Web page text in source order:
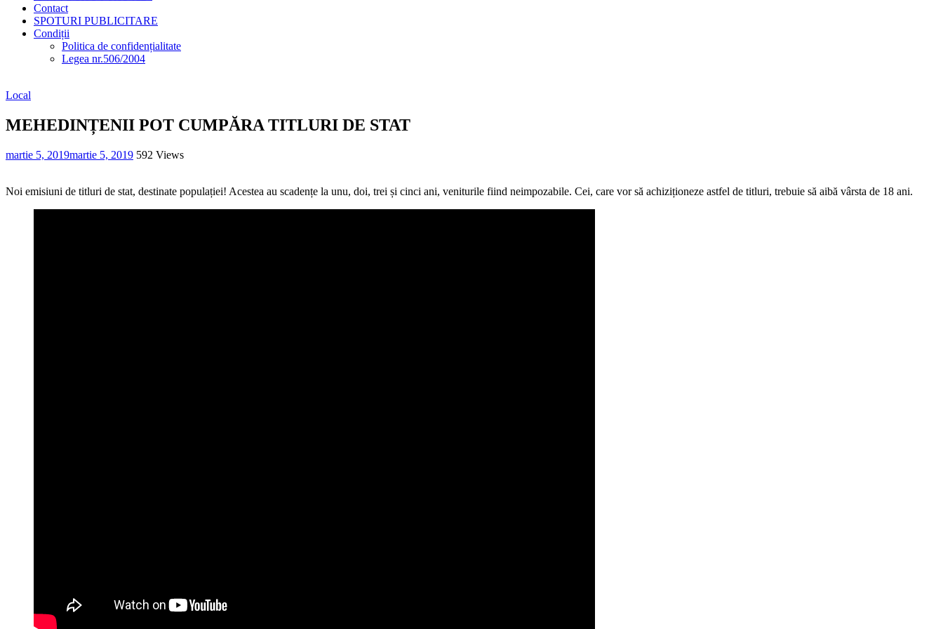
Contact
SPOTURI PUBLICITARE
Condiții
Politica de confidențialitate
Legea nr.506/2004
Local
MEHEDINȚENII POT CUMPĂRA TITLURI DE STAT
martie 5, 2019martie 5, 2019 592 Views
Noi emisiuni de titluri de stat, destinate populației! Acestea au scadențe la unu, doi, trei și cinci ani, veniturile fiind neimpozabile. Cei, care vor să achiziționeze astfel de titluri, trebuie să aibă vârsta de 18 ani.